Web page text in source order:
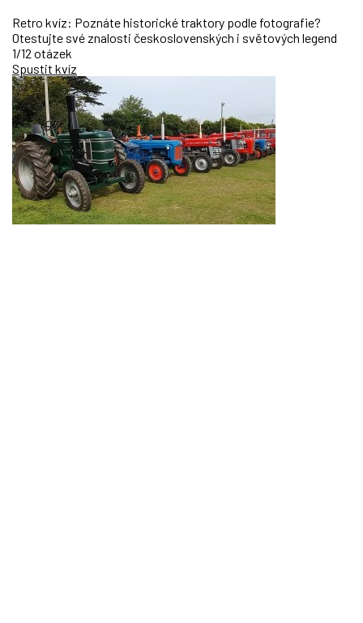
Retro kvíz: Poznáte historické traktory podle fotografie?
Otestujte své znalosti československých i světových legend
1/12 otázek
Spustit kvíz